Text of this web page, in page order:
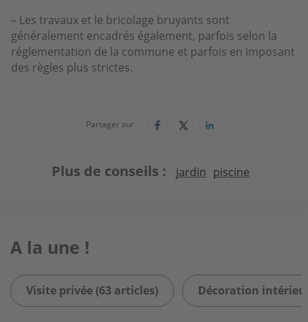
– Les travaux et le bricolage bruyants sont
généralement encadrés également, parfois selon la
réglementation de la commune et parfois en imposant
des règles plus strictes.
Partager sur
Plus de conseils jardin piscine
A la une !
Visite privée (63 articles) Décoration